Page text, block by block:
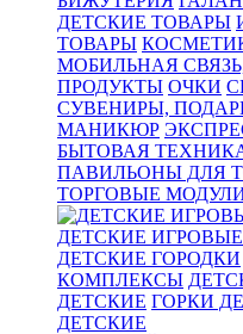
ДЕТСКИЕ ТОВАРЫ
ТОВАРЫ
МОБИЛЬНАЯ
ПРОДУКТЫ ОЧКИ
СУВЕНИРЫ,
МАНИКЮР
БЫТОВАЯ
ПАВИЛЬОНЫ ДЛЯ
ТОРГОВЫЕ
ДЕТСКИЕ
ДЕТСКИЕ ГОРОДКИ
КОМПЛЕКСЫ
ДЕТСКИЕ ГОРКИ
ДЕТСКИЕ